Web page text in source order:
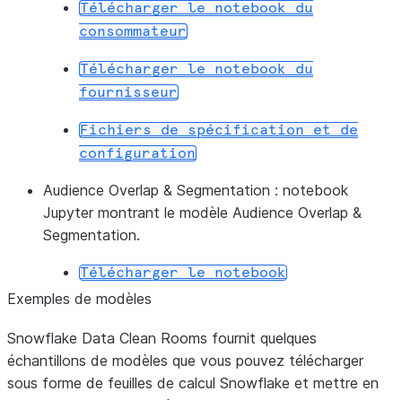
Télécharger le notebook
du
consommateur
Télécharger le notebook
du
fournisseur
Fichiers de spécification et
de
configuration
Audience Overlap & Segmentation : notebook
Jupyter montrant le modèle Audience Overlap &
Segmentation.
Télécharger le notebook
Exemples de modèles
Snowflake Data Clean Rooms fournit quelques
échantillons de modèles que vous pouvez télécharger
sous forme de feuilles de calcul Snowflake et mettre en